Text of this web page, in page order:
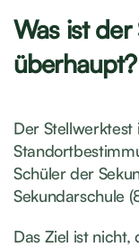
Was ist
überhaupt?
Der
Schüler der
Sekundarschule
Das Ziel ist